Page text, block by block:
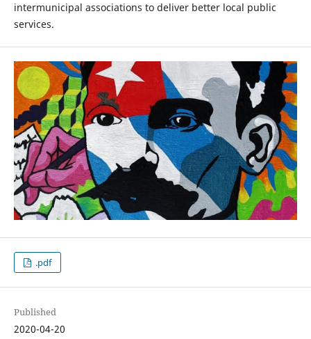
intermunicipal associations to deliver better local public
services.
.pdf
Published
2020-04-20